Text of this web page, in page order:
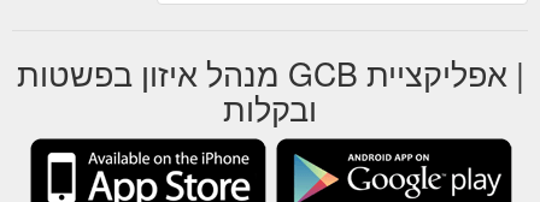
| אפליקציית GCB מנהל איזון בפשטות
ובקלות